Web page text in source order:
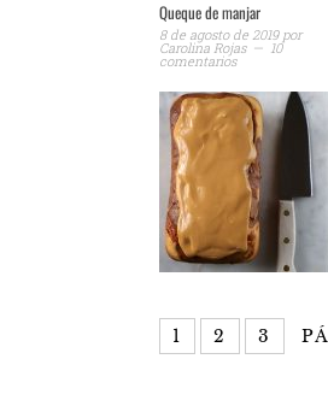
Queque de manjar
8 de agosto de 2019por
Carolina Rojas 10
comentarios
1 2 3